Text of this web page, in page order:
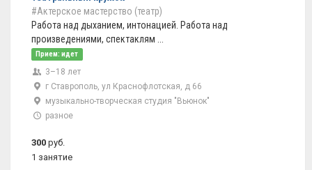
#Актерское мастерство (театр)
Работа над дыханием, интонацией. Работа над
произведениями, спектаклям ...
Прием: идет
3–18 лет
г Ставрополь, ул Краснофлотская, д 66
музыкально-творческая студия "Вьюнок"
разное
300 руб.
1 занятие